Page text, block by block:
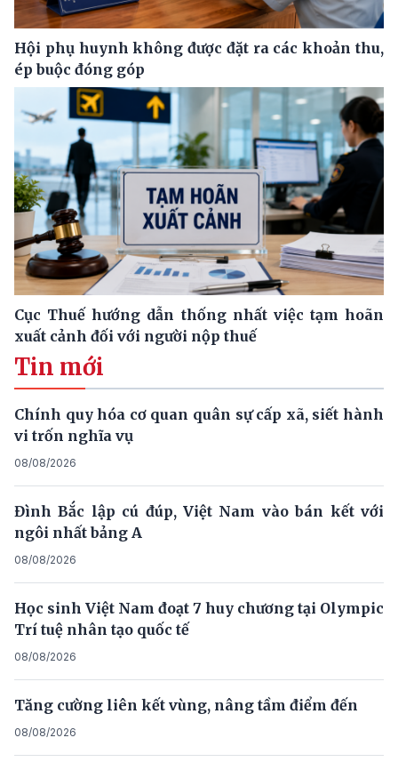
Hội phụ huynh không được đặt ra các khoản thu,
ép buộc đóng góp
Cục Thuế hướng dẫn thống nhất việc tạm hoãn
xuất cảnh đối với người nộp thuế
Tin mới
Chính quy hóa cơ quan quân sự cấp xã, siết hành
vi trốn nghĩa vụ
08/08/2026
Đình Bắc lập cú đúp, Việt Nam vào bán kết với
ngôi nhất bảng A
08/08/2026
Học sinh Việt Nam đoạt 7 huy chương tại Olympic
Trí tuệ nhân tạo quốc tế
08/08/2026
Tăng cường liên kết vùng, nâng tầm điểm đến
08/08/2026